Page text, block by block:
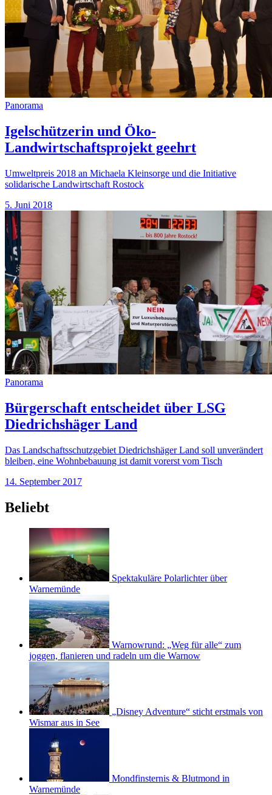
Panorama
Igelschützerin und Öko-
Landwirtschaftsprojekt geehrt
Umweltpreis 2018 an Michaela Kleinsorge und die Initiative
solidarische Landwirtschaft Rostock
5. Juni 2018
Panorama
Bürgerschaft entscheidet über LSG
Diedrichshäger Land
Das Landschaftsschutzgebiet Diedrichshäger Land soll unverändert
bleiben, eine Wohnbebauung ist damit vorerst vom Tisch
14. September 2017
Beliebt
Spektakuläre Polarlichter über
Warnemünde
Warnowrund: „Weg für alle“ zum
joggen, flanieren und radeln um die Warnow
„Disney Adventure“ sticht erstmals von
Wismar aus in See
Mondfinsternis & Blutmond in
Warnemünde